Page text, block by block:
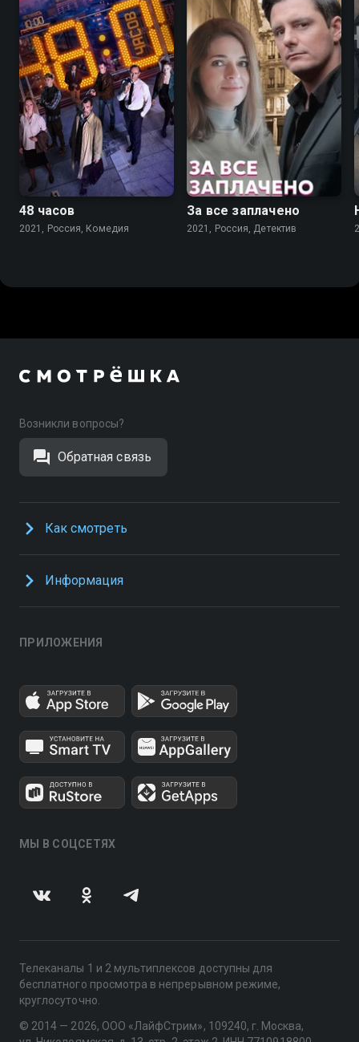
7.1 6.9
48 часов
2021, Россия, Комедия
7.0
За все заплачено
2021, Россия, Детектив
Возникли вопросы?
Обратная связь
Как смотреть
Информация
ПРИЛОЖЕНИЯ
МЫ В СОЦСЕТЯХ
Телеканалы 1 и 2 мультиплексов доступны для
бесплатного просмотра в непрерывном режиме,
круглосуточно.
© 2014 — 2026, ООО «ЛайфСтрим», 109240, г. Москва,